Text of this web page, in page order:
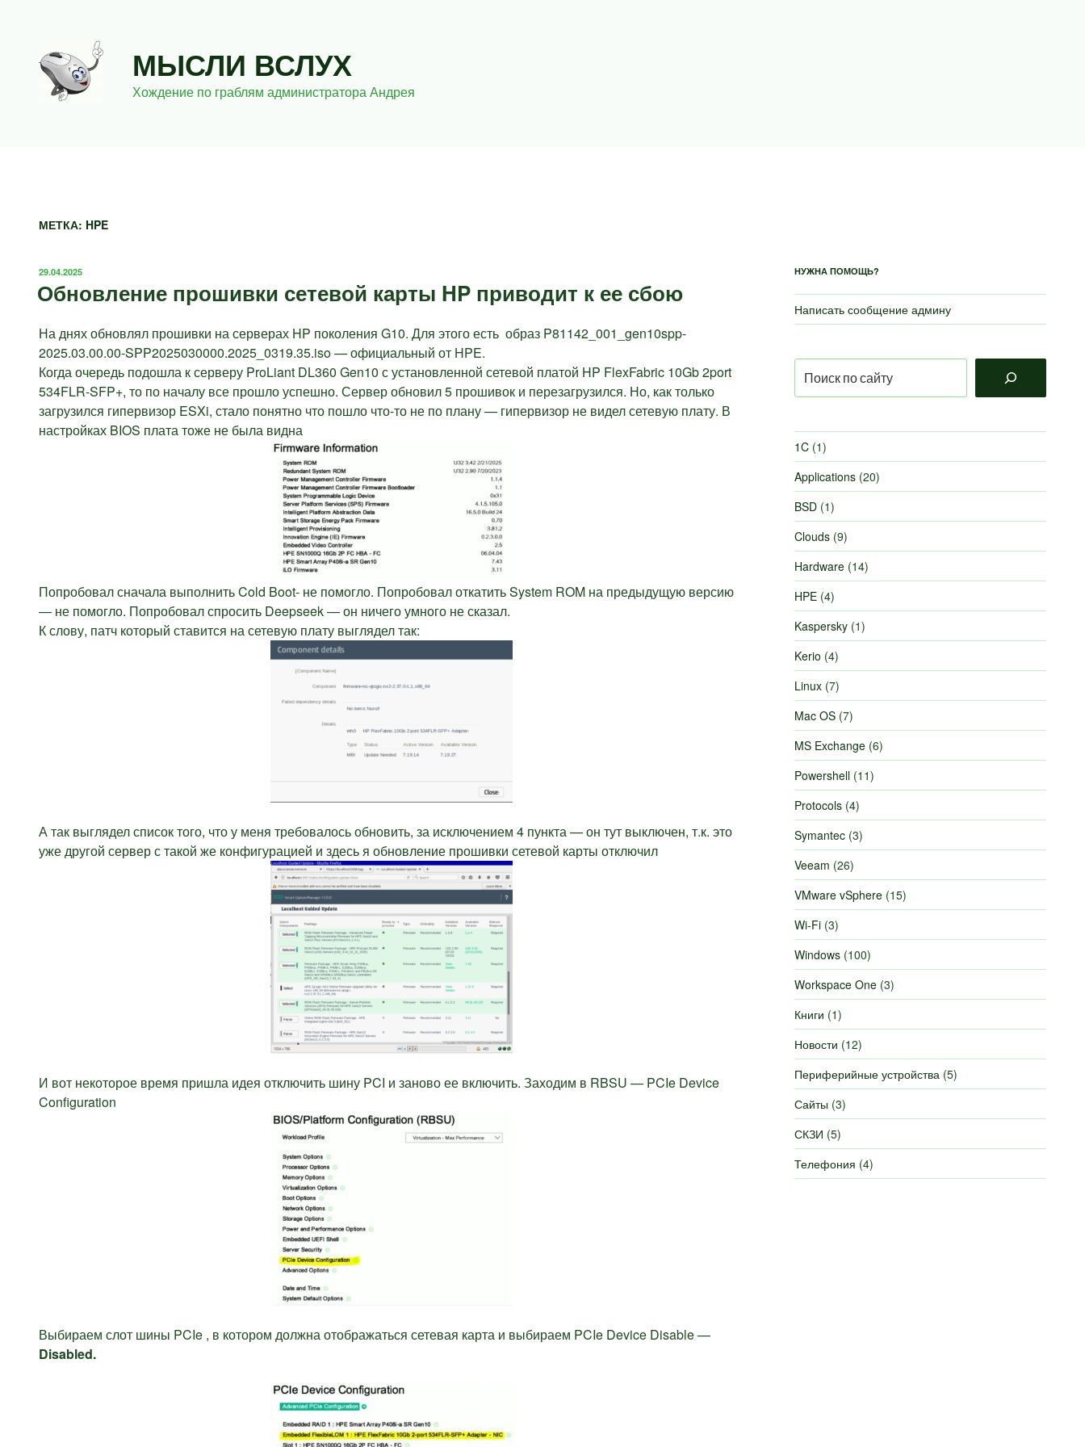
содержимому
МЫСЛИ ВСЛУХ
Хождение по граблям администратора Андрея
МЕТКА: HPE
ОПУБЛИКОВАНО
29.04.2025
Обновление прошивки сетевой карты HP приводит к ее сбою
На днях обновлял прошивки на серверах HP поколения G10. Для этого есть образ P81142_001_gen10spp-
2025.03.00.00-SPP2025030000.2025_0319.35.iso — официальный от HPE.
Когда очередь подошла к серверу ProLiant DL360 Gen10 с установленной сетевой платой HP FlexFabric 10Gb 2port
534FLR-SFP+, то по началу все прошло успешно. Сервер обновил 5 прошивок и перезагрузился. Но, как только
загрузился гипервизор ESXi, стало понятно что пошло что-то не по плану — гипервизор не видел сетевую плату. В
настройках BIOS плата тоже не была видна
Попробовал сначала выполнить Cold Boot- не помогло. Попробовал откатить System ROM на предыдущую версию
— не помогло. Попробовал спросить Deepseek — он ничего умного не сказал.
К слову, патч который ставится на сетевую плату выглядел так:
А так выглядел список того, что у меня требовалось обновить, за исключением 4 пункта — он тут выключен, т.к. это
уже другой сервер с такой же конфигурацией и здесь я обновление прошивки сетевой карты отключил
И вот некоторое время пришла идея отключить шину PCI и заново ее включить. Заходим в RBSU — PCIe Device
Configuration
Выбираем слот шины PCIe , в котором должна отображаться сетевая карта и выбираем PCIe Device Disable —
Disabled.
НУЖНА ПОМОЩЬ?
Написать сообщение админу
1C (1)
Applications (20)
BSD (1)
Clouds (9)
Hardware (14)
HPE (4)
Kaspersky (1)
Kerio (4)
Linux (7)
Mac OS (7)
MS Exchange (6)
Powershell (11)
Protocols (4)
Symantec (3)
Veeam (26)
VMware vSphere (15)
Wi-Fi (3)
Windows (100)
Workspace One (3)
Книги (1)
Новости (12)
Периферийные устройства (5)
Сайты (3)
СКЗИ (5)
Телефония (4)